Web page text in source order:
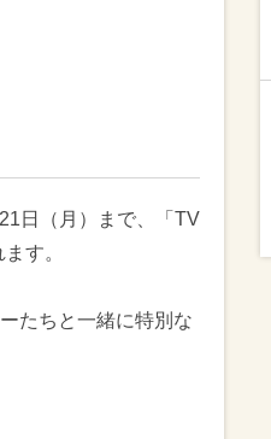
日（月）まで、「TV
す。
たちと一緒に特別な